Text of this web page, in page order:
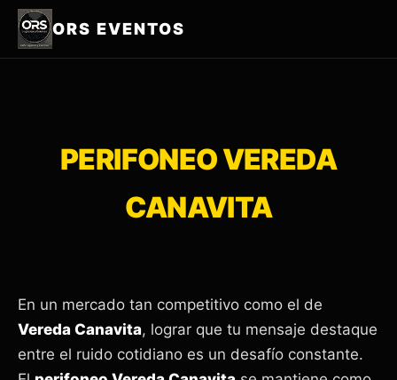
ORS EVENTOS
PERIFONEO VEREDA
CANAVITA
En un mercado tan competitivo como el de
Vereda Canavita, lograr que tu mensaje destaque
entre el ruido cotidiano es un desafío constante.